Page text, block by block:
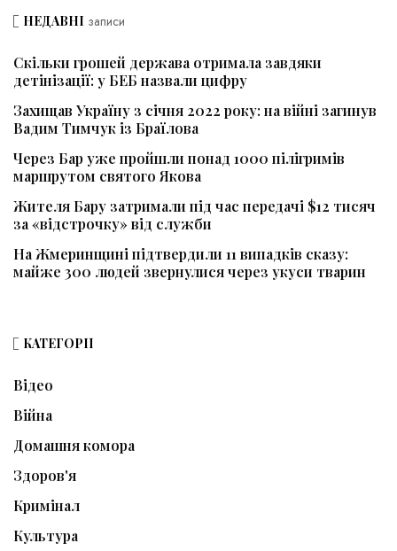
НЕДАВНІ записи
Скільки грошей держава отримала завдяки
детінізації: у БЕБ назвали цифру
Захищав Україну з січня 2022 року: на війні загинув
Вадим Тимчук із Браїлова
Через Бар уже пройшли понад 1000 пілігримів
маршрутом святого Якова
Жителя Бару затримали під час передачі $12 тисяч
за «відстрочку» від служби
На Жмеринщині підтвердили 11 випадків сказу:
майже 300 людей звернулися через укуси тварин
КАТЕГОРІЇ
Відео
Війна
Домашня комора
Здоров'я
Кримінал
Культура